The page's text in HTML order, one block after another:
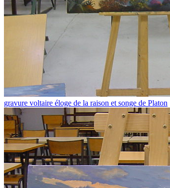
gravure voltaire éloge de la raison et songe de Platon